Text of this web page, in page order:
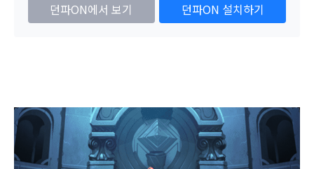
던파ON에서 보기 던파ON 설치하기